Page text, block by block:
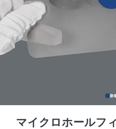
マイクロホールフ